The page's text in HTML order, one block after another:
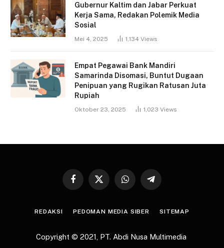
Gubernur Kaltim dan Jabar Perkuat
Kerja Sama, Redakan Polemik Media
Sosial
Mei 4, 2025 1,134 Views
Empat Pegawai Bank Mandiri
Samarinda Disomasi, Buntut Dugaan
Penipuan yang Rugikan Ratusan Juta
Rupiah
Oktober 23, 2025 1,023 Views
Facebook
X
WhatsAppTelegram
REDAKSI PEDOMAN MEDIA SIBER SITEMAP
Copyright © 2021, PT. Abdi Nusa Multimedia